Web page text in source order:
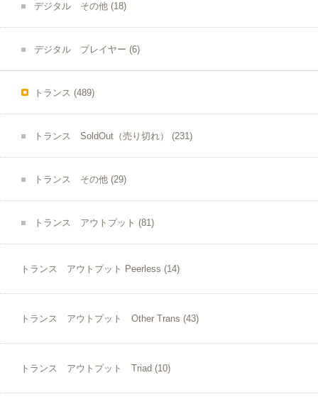
デジタル その他 (18)
デジタル プレイヤー (6)
トランス (489)
トランス SoldOut（売り切れ） (231)
トランス その他 (29)
トランス アウトプット (81)
トランス アウトプット Peerless (14)
トランス アウトプット Other Trans (43)
トランス アウトプット Triad (10)